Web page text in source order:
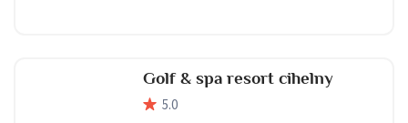
Golf & spa resort cihelny
5.0